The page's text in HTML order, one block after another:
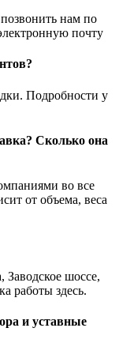
нам по
почту
Подробности у
Сколько она
во все
от объема, веса
шоссе,
работы здесь.
и уставные